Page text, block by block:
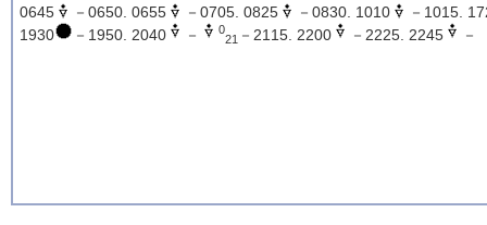
0645
－0650. 0655 －0705. 0825 －0830. 1010
－1015.
1930
－1950. 2040 － 0
21 －2115. 2200 －2225. 2245 －